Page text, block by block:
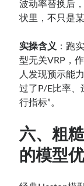
波动率替换后
状里，不只是
实操含义 ：跑
型无关VRP，
人发现预示能
过了P/E比率、
行指标”。
六、粗
的模型